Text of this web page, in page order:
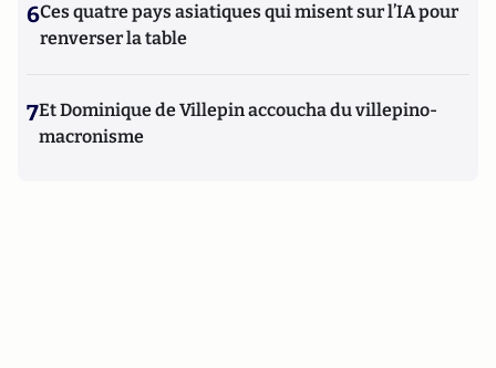
6Ces quatre pays asiatiques qui misent sur l’IA pour
renverser la table
7Et Dominique de Villepin accoucha du villepino-
macronisme